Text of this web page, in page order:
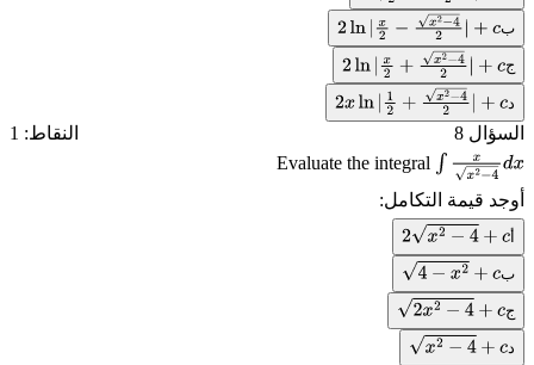
ب
2ln| x 2− x2 −42|+c
ج
2ln| x 2+ x2 −42|+c
2x ln|1 2+ x2−42|+c
السؤال 8
النقاط: 1
Evaluate the integral∫ x2−4dx
أوجد قيمة التكامل:
2x 2− +c
ب
4 −x2+c
ج
2 x2− +c
x 2− +c